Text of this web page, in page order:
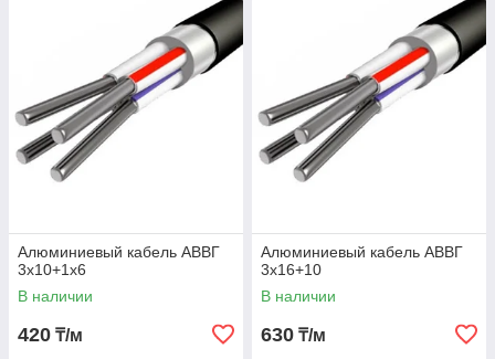
Алюминиевый кабель АВВГ
3х10+1х6
В наличии
420 ₸/м
Алюминиевый кабель АВВГ
3х16+10
В наличии
630 ₸/м